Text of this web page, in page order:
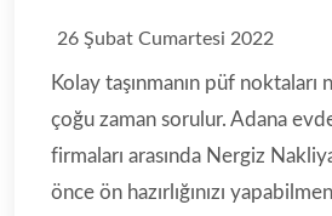
Adana şehirler arası nakliyat uzun
için nakliyat fiyat teklifleri
26 Şubat Cumartesi 2022
Kolay taşınmanın püf noktaları
çoğu zaman sorulur. Adana
firmaları arasında Nergiz
önce ön hazırlığınızı